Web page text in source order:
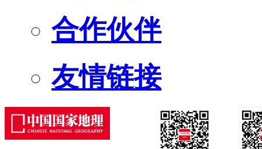
合作伙伴
友情链接